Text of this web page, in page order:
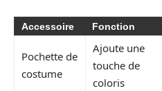
Accessoire Fonction
Pochette de
costume
Ajoute une
touche de
coloris